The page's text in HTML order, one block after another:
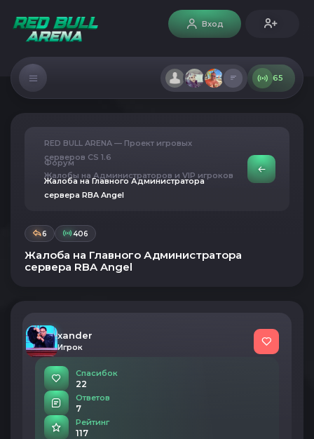
Вход
65
RED BULL ARENA — Проект игровых
серверов CS 1.6
Форум
Жалобы на Администраторов и VIP игроков
Жалоба на Главного Администратора
сервера RBA Angel
6 406
Жалоба на Главного Администратора
сервера RBA Angel
xander
Игрок
Спасибок
22
Ответов
7
Рейтинг
117